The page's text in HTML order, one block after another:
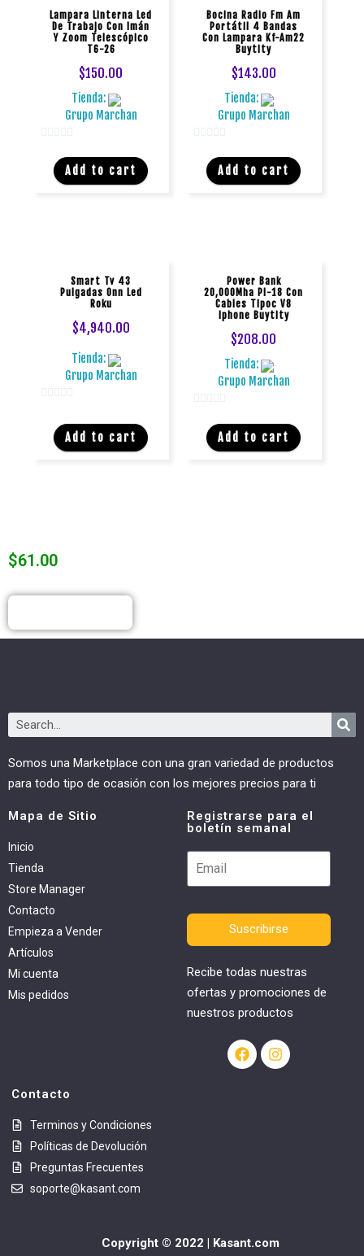
Lampara Linterna Led
De Trabajo Con Imán
Y Zoom Telescópico
T6-26
$150.00
Tienda:
Grupo Marchan
Add to cart
Bocina Radio Fm Am
Portátil 4 Bandas
Con Lampara Kf-Am22
Buytity
$143.00
Tienda:
Grupo Marchan
Add to cart
Smart Tv 43
Pulgadas Onn Led
Roku
$4,940.00
Tienda:
Grupo Marchan
Add to cart
Power Bank
20,000Mha Pl-18 Con
Cables Tipoc V8
Iphone Buytity
$208.00
Tienda:
Grupo Marchan
Add to cart
$61.00
Somos una Marketplace con una gran variedad de productos
para todo tipo de ocasión con los mejores precios para ti
Mapa de Sitio
Inicio
Tienda
Store Manager
Contacto
Empieza a Vender
Artículos
Mi cuenta
Mis pedidos
Registrarse para el
boletín semanal
Suscribirse
Recibe todas nuestras
ofertas y promociones de
nuestros productos
Contacto
Terminos y Condiciones
Políticas de Devolución
Preguntas Frecuentes
soporte@kasant.com
Copyright © 2022 | Kasant.com